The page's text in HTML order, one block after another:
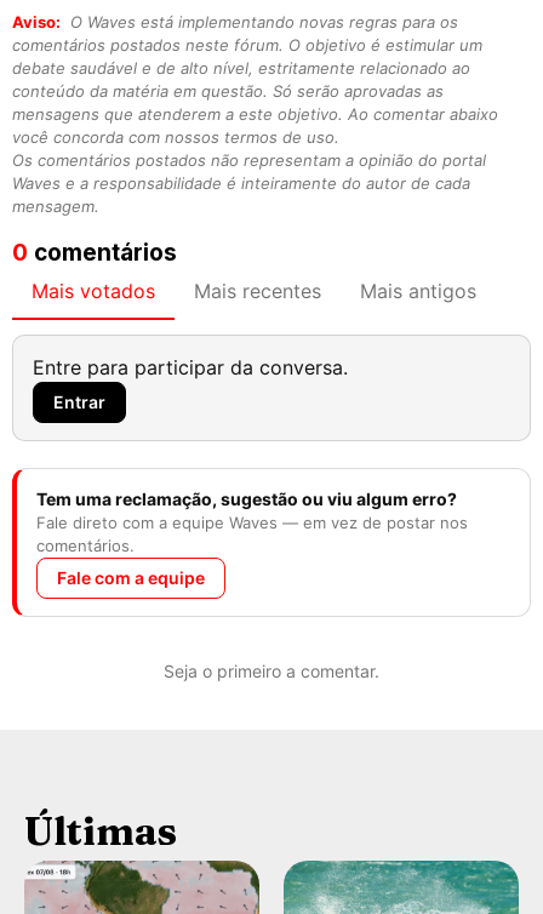
Aviso:
O Waves está implementando novas regras para os
comentários postados neste fórum. O objetivo é estimular um
debate saudável e de alto nível, estritamente relacionado ao
conteúdo da matéria em questão. Só serão aprovadas as
mensagens que atenderem a este objetivo. Ao comentar abaixo
você concorda com nossos termos de uso.
Os comentários postados não representam a opinião do portal
Waves e a responsabilidade é inteiramente do autor de cada
mensagem.
0 comentários
Mais votados Mais recentes Mais antigos
Entre para participar da conversa.
Entrar
Tem uma reclamação, sugestão ou viu algum erro?
Fale direto com a equipe Waves — em vez de postar nos
comentários.
Fale com a equipe
Seja o primeiro a comentar.
Últimas